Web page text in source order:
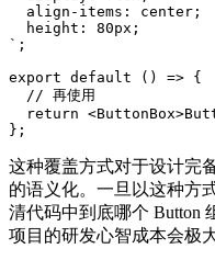
` ;
export default ( ) => {
// 再使用
return <ButtonBox>
} ;
这种覆盖方式对于设计完
的语义化。一旦以这种方
清代码中到底哪个 Button
项目的研发心智成本会极